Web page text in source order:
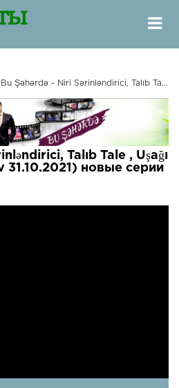
Şəhərdə - Niri Sərinləndirici, Talıb Tale , Uşağı yatızdıran Ata , (Atv 31.10.2021)
Talıb Tale , Uşağı
31.10.2021) новые серии